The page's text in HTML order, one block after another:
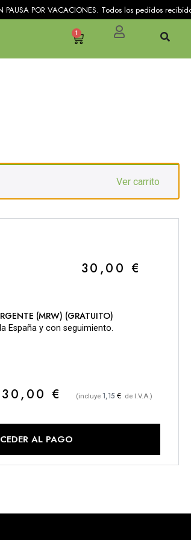
POR VACACIONES. Todos los pedidos
1
Ver carrito
30,00 €
(MRW) (GRATUITO)
España y con seguimiento.
30,00€ (incluye 1,15 € de I.V.A.)
AL PAGO